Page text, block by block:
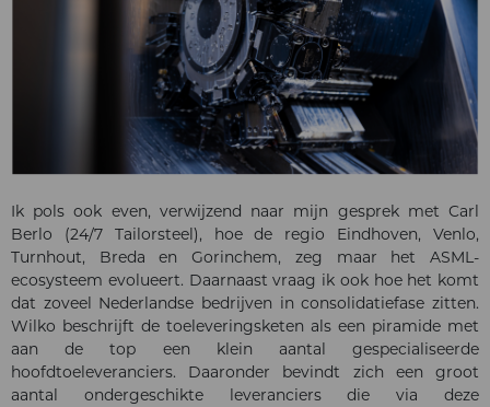
Ik pols ook even, verwijzend naar mijn gesprek met Carl
Berlo (24/7 Tailorsteel), hoe de regio Eindhoven, Venlo,
Turnhout, Breda en Gorinchem, zeg maar het ASML-
ecosysteem evolueert. Daarnaast vraag ik ook hoe het komt
dat zoveel Nederlandse bedrijven in consolidatiefase zitten.
Wilko beschrijft de toeleveringsketen als een piramide met
aan de top een klein aantal gespecialiseerde
hoofdtoeleveranciers. Daaronder bevindt zich een groot
aantal ondergeschikte leveranciers die via deze